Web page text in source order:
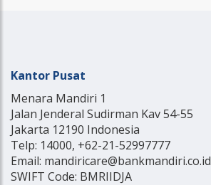
Kantor Pusat
Menara Mandiri 1
Jalan Jenderal Sudirman Kav 54-55
Jakarta 12190 Indonesia
Telp: 14000, +62-21-52997777
Email: mandiricare@bankmandiri.co.id
SWIFT Code: BMRIIDJA